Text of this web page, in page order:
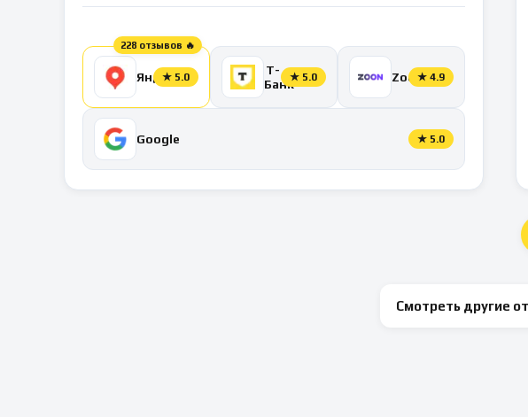
228 отзывов 🔥
Яндекс
★ 5.0
Т-
Банк★ 5.0 Zoon★4.9
Google ★ 5.0
Смотреть другие